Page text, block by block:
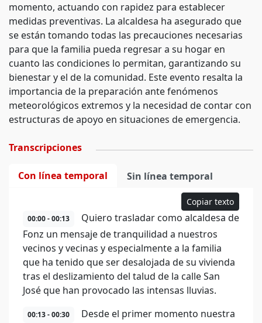
momento, actuando con rapidez para establecer
medidas preventivas. La alcaldesa ha asegurado que
se están tomando todas las precauciones necesarias
para que la familia pueda regresar a su hogar en
cuanto las condiciones lo permitan, garantizando su
bienestar y el de la comunidad. Este evento resalta la
importancia de la preparación ante fenómenos
meteorológicos extremos y la necesidad de contar con
estructuras de apoyo en situaciones de emergencia.
Transcripciones
Con línea temporal Sin línea temporal
Copiar texto
00:00 - 00:13
Quiero trasladar como alcaldesa de
Fonz un mensaje de tranquilidad a nuestros
vecinos y vecinas y especialmente a la familia
que ha tenido que ser desalojada de su vivienda
tras el deslizamiento del talud de la calle San
José que han provocado las intensas lluvias.
00:13 - 00:30
Desde el primer momento nuestra